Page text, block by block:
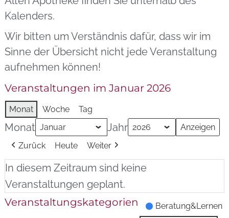
Kalenders.
Wir bitten um Verständnis dafür, dass wir im
Sinne der Übersicht nicht jede Veranstaltung
aufnehmen können!
Veranstaltungen im Januar 2026
Monat Woche Tag
Monat Jahr
Zurück Heute Weiter
In diesem Zeitraum sind keine
Veranstaltungen geplant.
Veranstaltungskategorien
Beratung&Lernen